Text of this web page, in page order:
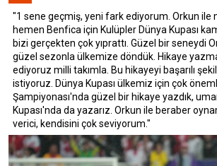
"1 sene geçmiş, yeni fark ediyorum. Orkun ile
hemen Benfica için Kulüpler Dünya Kupası
bizi gerçekten çok yıprattı. Güzel bir seneydi
güzel sezonla ülkemize döndük. Hikaye
ediyoruz milli takımla. Bu hikayeyi başarılı
istiyoruz. Dünya Kupası ülkemiz için çok
Şampiyonası'nda güzel bir hikaye yazdık,
Kupası'nda da yazarız. Orkun ile beraber
verici, kendisini çok seviyorum."